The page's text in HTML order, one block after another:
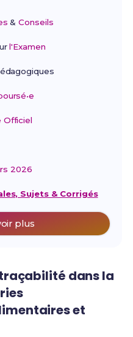
&Conseils
l'Examen
Officiel
2026
Sujets & Corrigés
plus
dans la
et